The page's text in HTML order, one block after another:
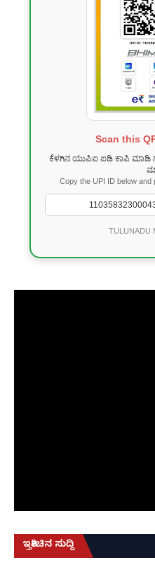
Scan this
ಕೆಳಗಿನ ಯುಪಿಐ ಐಡಿ ಕಾಪಿ
Copy the UPI ID below and
TULUNADU
ಇತ್ತೀಚಿನ ಸುದ್ದಿ